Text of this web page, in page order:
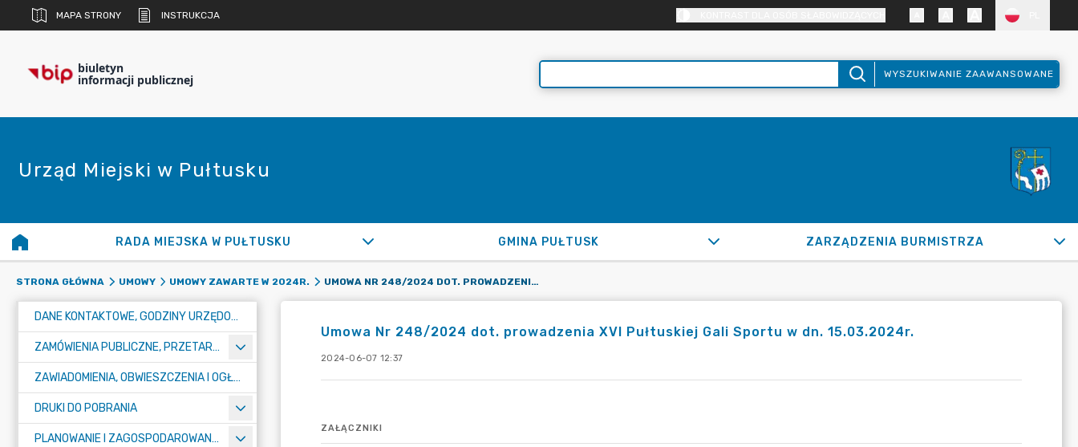
MAPA STRONY INSTRUKCJA
biuletyn
informacji publicznej WYSZUKIWANIE ZAAWANSOWANE
Urząd Miejski w Pułtusku
RADA MIEJSKA W PUŁTUSKU GMINA PUŁTUSK ZARZĄDZENIA BURMISTRZA
STRONA GŁÓWNA UMOWY UMOWY ZAWARTE W 2024R. UMOWA NR 248/2024 DOT. PROWADZENIA XVI PUŁTUSKIEJ GALI SPORTU W DN. 15.03.2024R.
DANE KONTAKTOWE, GODZINY URZĘDOWANIA I NUMER KONTA BANKOWEGO
ZAMÓWIENIA PUBLICZNE, PRZETARGI, KONKURSY
ZAWIADOMIENIA, OBWIESZCZENIA I OGŁOSZENIA
DRUKI DO POBRANIA
PLANOWANIE I ZAGOSPODAROWANIE PRZESTRZENNE
Umowa Nr 248/2024 dot. prowadzenia XVI Pułtuskiej Gali Sportu w dn. 15.03.2024r.
2024-06-07 12:37
ZAŁĄCZNIKI